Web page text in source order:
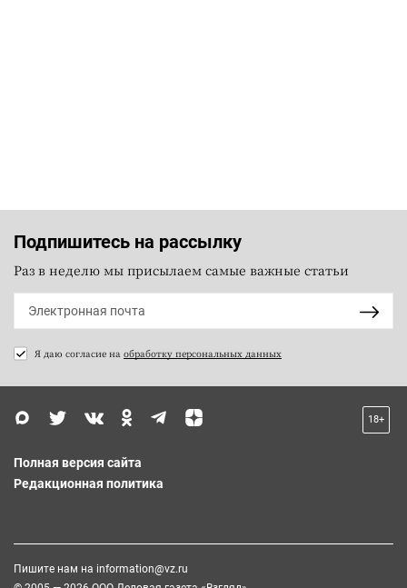
Подпишитесь на рассылку
Раз в неделю мы присылаем самые важные статьи
Я даю согласие на обработку персональных данных
18+
Полная версия сайта
Редакционная политика
Пишите нам на information@vz.ru